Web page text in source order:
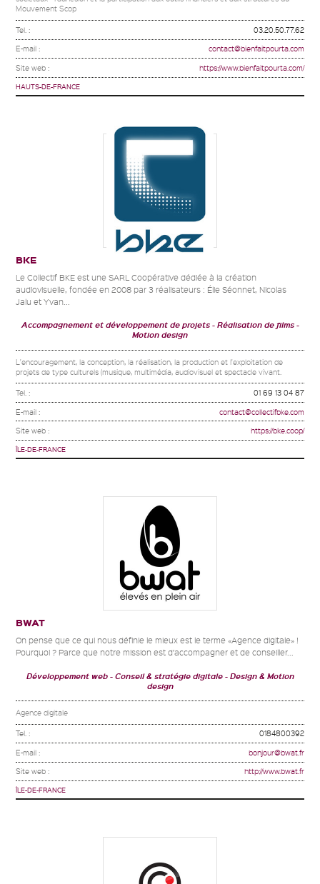
Mouvement Scop
Tel. : 03.20.50.77.62
E-mail : contact@bienfaitpourta.com
Site web : https://www.bienfaitpourta.com/
HAUTS-DE-FRANCE
BKE
Le Collectif BKE est une SARL Coopérative dédiée à la création
audiovisuelle, fondée en 2008 par 3 réalisateurs : Élie Séonnet, Nicolas
Jalu et Yvan...
Accompagnement et développement de projets
Réalisation de films
Motion design
L'encouragement, la conception, la réalisation, la production et l'exploitation de
projets de type culturels (musique, multimédia, audiovisuel et spectacle vivant.
Tel. : 01 69 13 04 87
E-mail : contact@collectifbke.com
Site web : https://bke.coop/
ÎLE-DE-FRANCE
BWAT
On pense que ce qui nous définie le mieux est le terme «Agence digitale» !
Pourquoi ? Parce que notre mission est d’accompagner et de conseiller...
Développement web Conseil & stratégie digitale
Design & Motion
design
Agence digitale
Tel. : 0184800392
E-mail : bonjour@bwat.fr
Site web : http://www.bwat.fr
ÎLE-DE-FRANCE